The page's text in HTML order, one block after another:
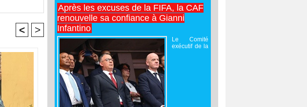
< >
Après les excuses de la FIFA, la CAF
renouvelle sa confiance à Gianni
Infantino
Le Comité
exécutif de la